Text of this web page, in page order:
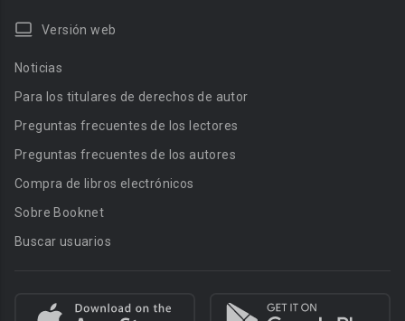
Versión web
Noticias
Para los titulares de derechos de autor
Preguntas frecuentes de los lectores
Preguntas frecuentes de los autores
Compra de libros electrónicos
Sobre Booknet
Buscar usuarios